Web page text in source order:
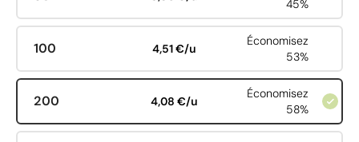
45%
100 4,51 €/u
Économisez
53%
200 4,08 €/u
Économisez
58%